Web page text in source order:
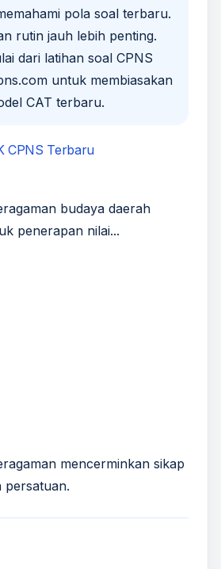
pola soal terbaru.
rutin jauh lebih penting.
dari latihan soal CPNS
untuk membiasakan
CAT terbaru.
CPNS Terbaru
budaya daerah
penerapan nilai...
mencerminkan sikap
persatuan.